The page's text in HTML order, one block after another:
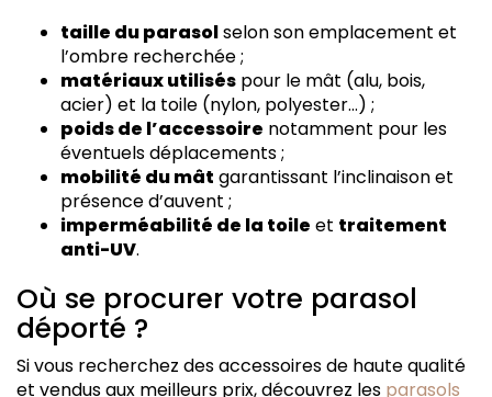
taille du parasolselon son emplacement et
l’ombre recherchée ;
matériaux utilisés pour le mât (alu, bois,
acier) et la toile (nylon, polyester…) ;
poids de l’accessoire notamment pour les
éventuels déplacements ;
mobilité du mât garantissant l’inclinaison et
présence d’auvent ;
imperméabilité de la toile et traitement
anti-UV.
Où se procurer votre parasol
déporté ?
Si vous recherchez des accessoires de haute qualité
et vendus aux meilleurs prix, découvrez les parasols